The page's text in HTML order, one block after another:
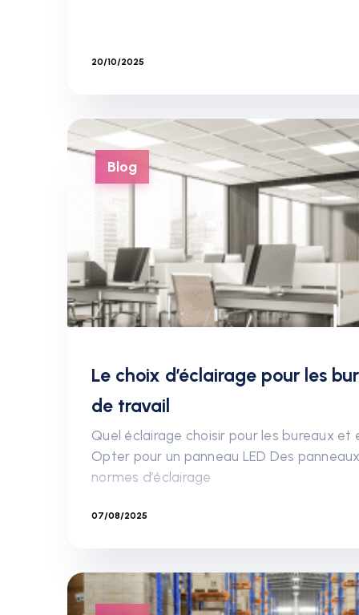
20/10/2025
Blog
Le choix d’éclairage pour les
de travail
Quel éclairage choisir pour les bureaux et
Opter pour un panneau LED Des
normes d’éclairage
07/08/2025